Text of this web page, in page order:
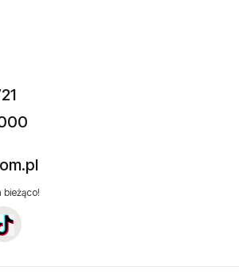
bieżąco!